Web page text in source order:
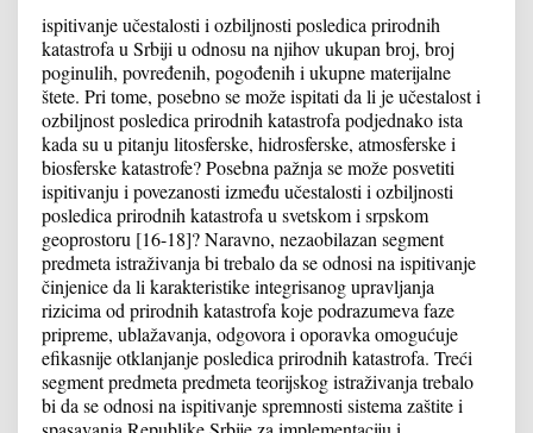
ispitivanje učestalosti i ozbiljnosti posledica prirodnih
katastrofa u Srbiji u odnosu na njihov ukupan broj, broj
poginulih, povređenih, pogođenih i ukupne materijalne
štete. Pri tome, posebno se može ispitati da li je učestalost i
ozbiljnost posledica prirodnih katastrofa podjednako ista
kada su u pitanju litosferske, hidrosferske, atmosferske i
biosferske katastrofe? Posebna pažnja se može posvetiti
ispitivanju i povezanosti između učestalosti i ozbiljnosti
posledica prirodnih katastrofa u svetskom i srpskom
geoprostoru [16-18]? Naravno, nezaobilazan segment
predmeta istraživanja bi trebalo da se odnosi na ispitivanje
činjenice da li karakteristike integrisanog upravljanja
rizicima od prirodnih katastrofa koje podrazumeva faze
pripreme, ublažavanja, odgovora i oporavka omogućuje
efikasnije otklanjanje posledica prirodnih katastrofa. Treći
segment predmeta predmeta teorijskog istraživanja trebalo
bi da se odnosi na ispitivanje spremnosti sistema zaštite i